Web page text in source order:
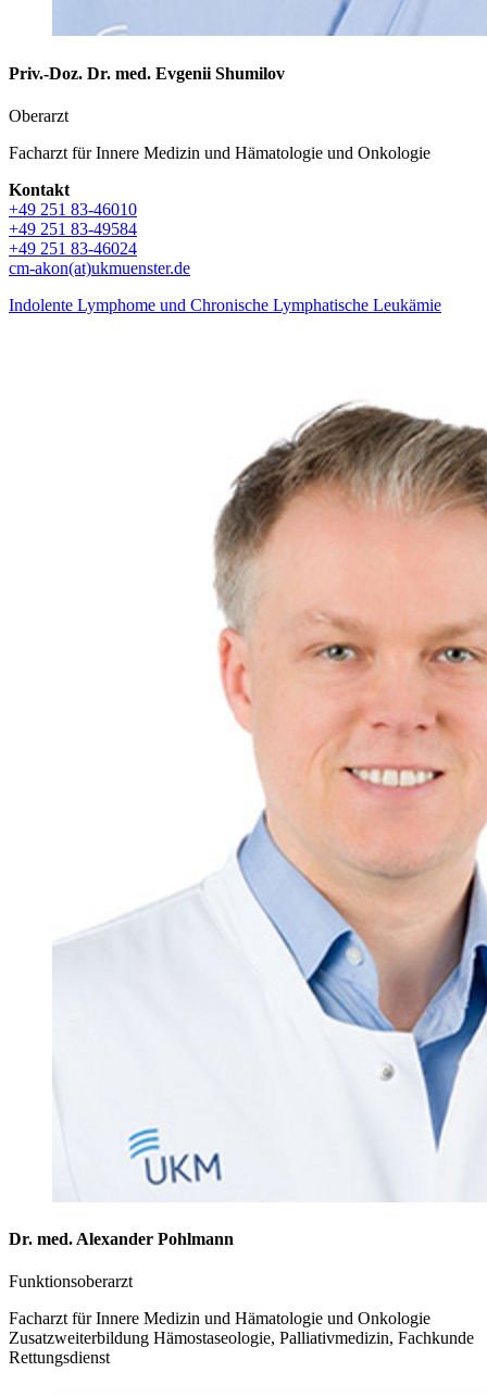
Priv.-Doz. Dr. med. Evgenii Shumilov
Oberarzt
Facharzt für Innere Medizin und Hämatologie und Onkologie
Kontakt
+49 251 83-46010
+49 251 83-49584
+49 251 83-46024
cm-akon(at)ukmuenster.de
Indolente Lymphome und Chronische Lymphatische Leukämie
Dr. med. Alexander Pohlmann
Funktionsoberarzt
Facharzt für Innere Medizin und Hämatologie und Onkologie
Zusatzweiterbildung Hämostaseologie, Palliativmedizin, Fachkunde
Rettungsdienst